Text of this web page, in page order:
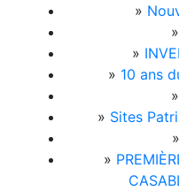
»
»
»
» 10 ans
»
» Sites
»
»